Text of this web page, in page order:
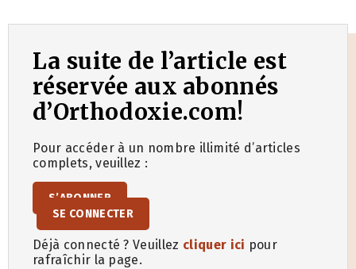
La suite de l’article est
réservée aux abonnés
d’Orthodoxie.com!
Pour accéder à un nombre illimité d’articles
complets, veuillez :
S’ABONNER
SE CONNECTER
Déjà connecté ? Veuillez cliquer ici pour
rafraîchir la page.